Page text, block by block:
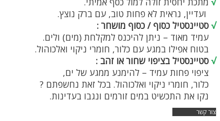
ועדיין, נראית לא פחות טוב, עם ברק נוצץ.
√ סטיינסטיל כסוף / כסוף מושחר :
עמיד מאוד – ניתן להיכנס למקלחת (מים) ולים.
בטוח אפילו במגע עם כלור, חומרי ניקוי ואלכוהול.
√ סטיינסטיל בציפוי שחור או זהב :
ציפוי פחות עמיד – להימנע ממגע של ים,
כלור, חומרי ניקוי ואלכוהול. בכל זאת נחשפתם ?
נקו את התכשיט במים זורמים ונגבו בעדינות.
צור קשר